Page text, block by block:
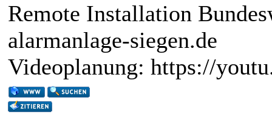
Remote Installation
alarmanlage-siegen.de
Videoplanung: https://